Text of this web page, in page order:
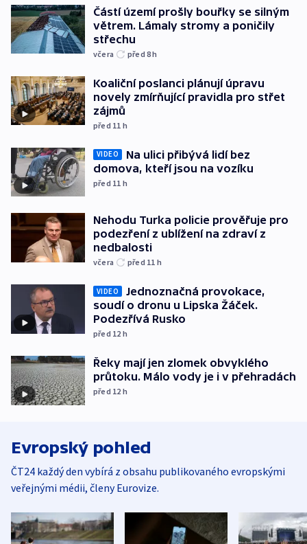
Částí území prošly bouřky se silným
větrem. Lámaly stromy a poničily
střechu
včera před 8h
Koaliční poslanci plánují úpravu
novely zmírňující pravidla pro střet
zájmů
před 11 h
VIDEO
Na ulici přibývá lidí bez
domova, kteří jsou na vozíku
před 11 h
Nehodu Turka policie prověřuje pro
podezření z ublížení na zdraví z
nedbalosti
včera před 11 h
VIDEO
Jednoznačná provokace,
soudí o dronu u Lipska Žáček.
Podezřívá Rusko
před 12 h
Řeky mají jen zlomek obvyklého
průtoku. Málo vody je i v přehradách
před 12 h
Evropský pohled
ČT24 každý den vybírá z obsahu publikovaného evropskými
veřejnými médii, členy Eurovize.